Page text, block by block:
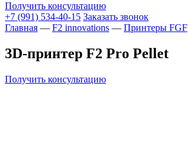
Получить консультацию
+7 (991) 534-40-15 Заказать звонок
Главная — F2 innovations — Принтеры FGF
3D-принтер F2 Pro Pellet
Получить консультацию